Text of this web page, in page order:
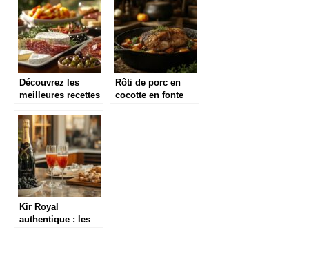
maison
plats
Découvrez les
meilleures recettes
réussi et convivial
Rôti de porc en
cocotte en fonte
Kir Royal
authentique : les